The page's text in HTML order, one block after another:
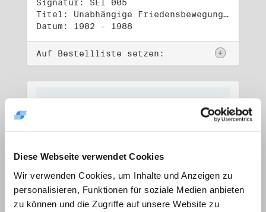
Diese Webseite verwendet Cookies
Wir verwenden Cookies, um Inhalte und Anzeigen zu
personalisieren, Funktionen für soziale Medien anbieten
zu können und die Zugriffe auf unsere Website zu
Signatur: SEI 005
Titel: Unabhängige Friedensbewegung der DDR (1)
Datum: 1982 - 1988
Auf Bestellliste setzen: